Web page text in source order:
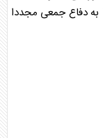
دفاع جمعی مجددا